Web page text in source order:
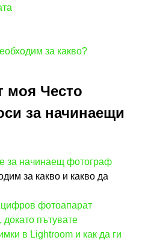
за какво?
моя Често
за начинаещи
за начинаещ фотограф
за какво и какво да
фотоапарат
докато пътувате
в Lightroom и как да ги